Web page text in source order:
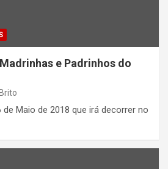
e Padrinhos do
Maio de 2018 que irá decorrer no